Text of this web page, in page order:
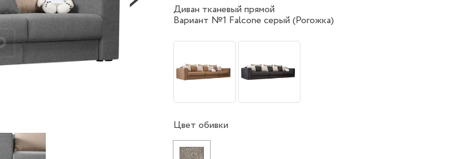
Диван тканевый прямой
Вариант №1 Falcone серый (Рогожка)
Цвет обивки